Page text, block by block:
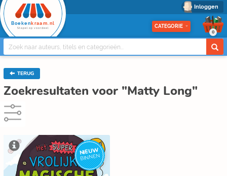
Inloggen
Boeken kraam.nl
Stapel op voordeel CATEGORIE
0
TERUG
Zoekresultaten voor "Matty Long"
NIEUW
BINNEN